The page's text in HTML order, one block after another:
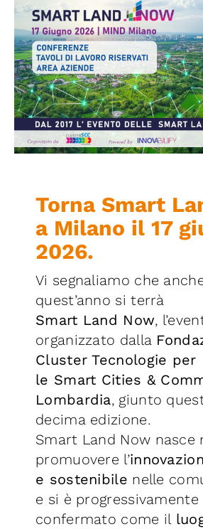
Iniziative
News ed Eventi
Contatti
Piattaforma First
Piattaforma SmartCommunities
Torna Smart
a Milano il 17
2026.
Vi segnaliamo che
quest’anno si terrà
Smart Land Now,
organizzato dalla
Cluster Tecnologie per
le Smart Cities &
Lombardia, giunto
decima edizione.
Smart Land Now nasce
promuovere l’
e sostenibile nelle
e si è progressivamente
confermato come il